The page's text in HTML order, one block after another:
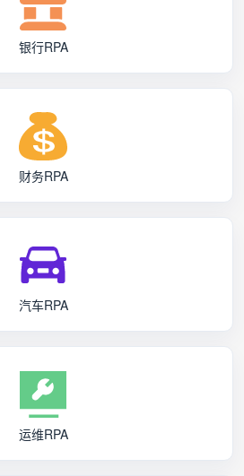
银行RPA
财务RPA
汽车RPA
运维RPA